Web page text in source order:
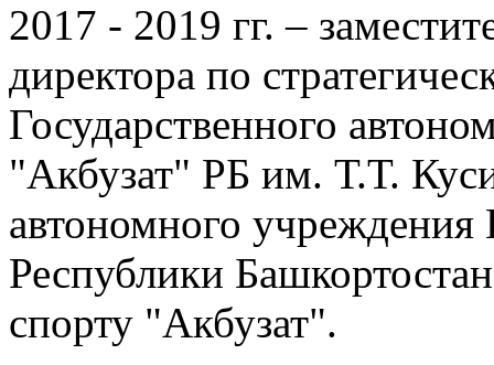
2017 - 2019 гг. –
директора по
Государственного
"Акбузат" РБ им. Т.Т.
автономного
Республики
спорту "Акбузат".